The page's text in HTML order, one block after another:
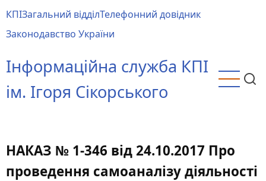
до
основного
КПІЗагальний відділТелефонний довідник
Законодавство України
Інформаційна служба КПІ
ім. Ігоря Сікорського
НАКАЗ № 1-346 від 24.10.2017 Про
проведення самоаналізу діяльності